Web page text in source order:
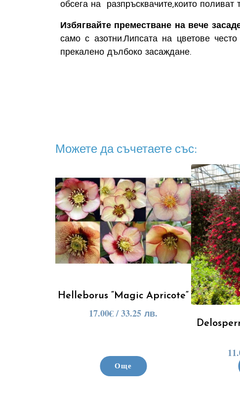
обсега на разпръсквачите,които поливат
Избягвайте преместване на вече
само с азотни.Липсата на цветове
прекалено дълбоко засаждане.
Можете да съчетаете със:
Helleborus “Magic Apricote“
17.00€/ 33.25 лв.
Още